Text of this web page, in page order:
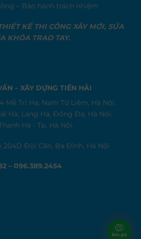
– Bảo hành trách nhiệm
KẾ THI CÔNG XÂY MỚI, SỬA
KHÓA TRAO TAY.
– XÂY DỰNG TIỀN HẢI
Mễ Trì Hạ, Nam Từ Liêm, Hà Nội.
Hà, Láng Hạ, Đống Đa, Hà Nội.
Hà - Tp. Hà Nội.
204D Đội Cấn, Ba Đình, Hà Nội
– 096.389.2454